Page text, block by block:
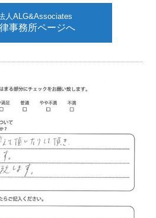
人ALG&Associates
事務所ページへ